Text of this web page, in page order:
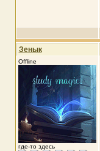
Зенык
Offline
где-то здесь